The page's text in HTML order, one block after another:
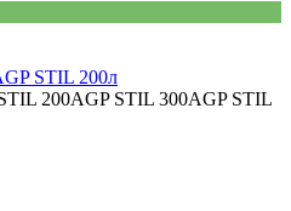
STIL 200л
200AGP STIL 300AGP STIL